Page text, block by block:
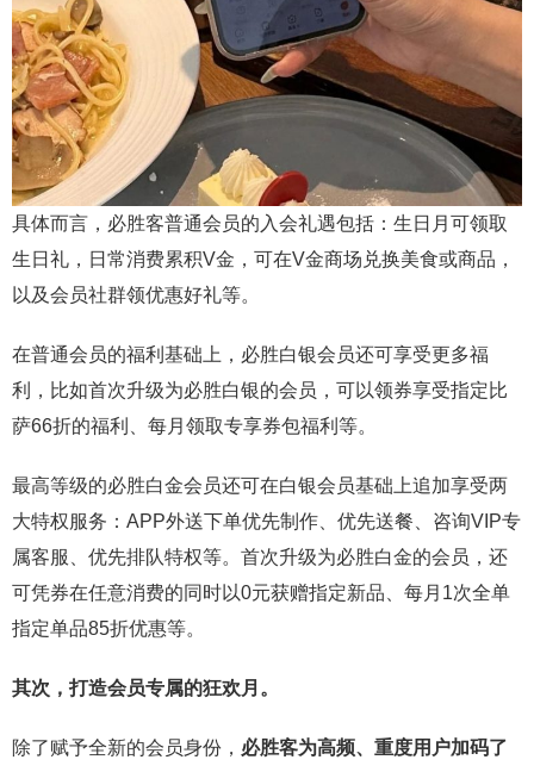
具体而言，必胜客普通会员的入会礼遇包括：生日月可领取
生日礼，日常消费累积V金，可在V金商场兑换美食或商品，
以及会员社群领优惠好礼等。
在普通会员的福利基础上，必胜白银会员还可享受更多福
利，比如首次升级为必胜白银的会员，可以领券享受指定比
萨66折的福利、每月领取专享券包福利等。
最高等级的必胜白金会员还可在白银会员基础上追加享受两
大特权服务：APP外送下单优先制作、优先送餐、咨询VIP专
属客服、优先排队特权等。首次升级为必胜白金的会员，还
可凭券在任意消费的同时以0元获赠指定新品、每月1次全单
指定单品85折优惠等。
其次，打造会员专属的狂欢月。
除了赋予全新的会员身份， 必胜客为高频、重度用户加码了